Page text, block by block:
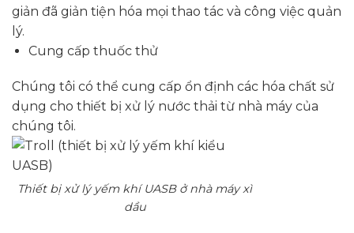
giản đã giản tiện hóa mọi thao tác và công việc quản
lý.
Cung cấp thuốc thử
Chúng tôi có thể cung cấp ổn định các hóa chất sử
dụng cho thiết bị xử lý nước thải từ nhà máy của
chúng tôi.
Thiết bị xử lý yếm khí UASB ở nhà máy xì
dầu